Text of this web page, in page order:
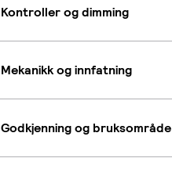
Kontroller og dimming
Mekanikk og innfatning
Godkjenning og bruksområde